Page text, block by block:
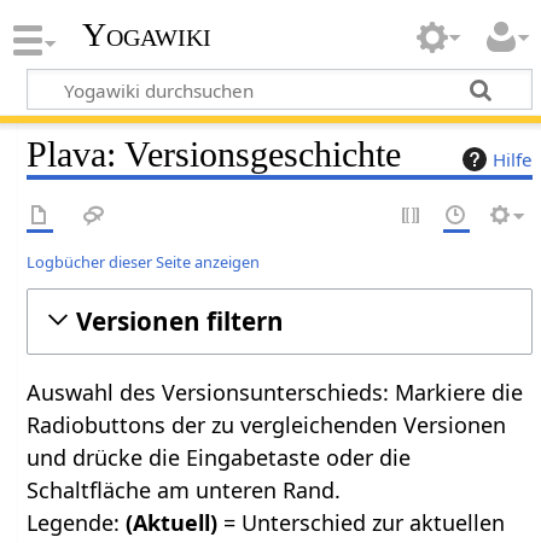
Yogawiki
Hilfe
Plava: Versionsgeschichte
Logbücher dieser Seite anzeigen
Versionen filtern
Auswahl des Versionsunterschieds: Markiere die
Radiobuttons der zu vergleichenden Versionen
und drücke die Eingabetaste oder die
Schaltfläche am unteren Rand.
Legende:(Aktuell) = Unterschied zur aktuellen